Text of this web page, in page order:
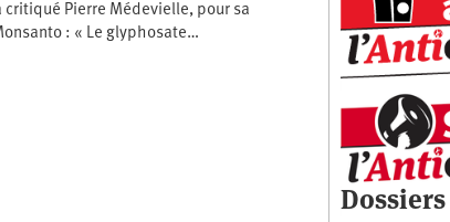
critiqué Pierre Médevielle, pour sa
: « Le glyphosate…
Dossiers